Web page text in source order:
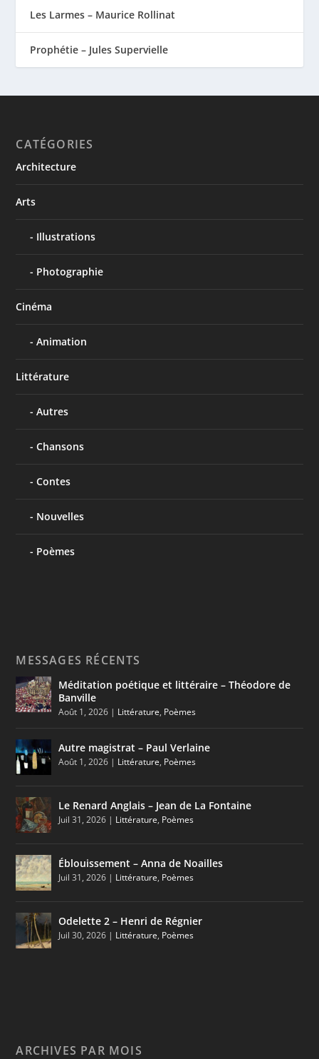
Les Larmes – Maurice Rollinat
Prophétie – Jules Supervielle
CATÉGORIES
Architecture
Arts
Illustrations
Photographie
Cinéma
Animation
Littérature
Autres
Chansons
Contes
Nouvelles
Poèmes
MESSAGES RÉCENTS
Méditation poétique et littéraire – Théodore de
Banville
Août 1, 2026 | Littérature, Poèmes
Autre magistrat – Paul Verlaine
Août 1, 2026 | Littérature, Poèmes
Le Renard Anglais – Jean de La Fontaine
Juil 31, 2026 | Littérature, Poèmes
Éblouissement – Anna de Noailles
Juil 31, 2026 | Littérature, Poèmes
Odelette 2 – Henri de Régnier
Juil 30, 2026 | Littérature, Poèmes
ARCHIVES PAR MOIS